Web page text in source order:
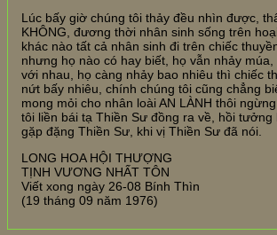
Lúc bấy giờ chúng tôi thảy đều nhìn được,
KHÔNG, đương thời nhân sinh sống trên
khác nào tất cả nhân sinh đi trên chiếc
nhưng họ nào có hay biết, họ vẫn nhảy
với nhau, họ càng nhảy bao nhiêu thì chiếc
nứt bấy nhiêu, chính chúng tôi cũng chẳng
mong mỏi cho nhân loài AN LÀNH thôi
tôi liền bái tạ Thiền Sư đồng ra về, hồi tưởng
gặp đặng Thiền Sư, khi vị Thiền Sư đã nói.
LONG HOA HỘI THƯỢNG
TỊNH VƯƠNG NHẤT TÔN
Viết xong ngày 26-08 Bính Thìn
(19 tháng 09 năm 1976)